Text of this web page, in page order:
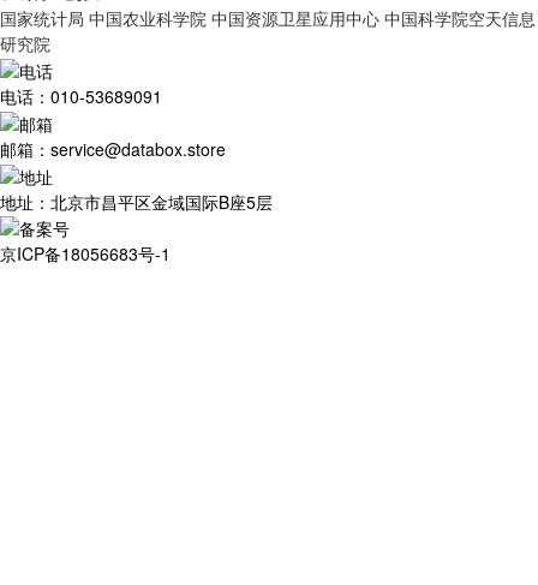
国家统计局 中国农业科学院 中国资源卫星应用中心 中国科学院空天信息
研究院
电话：010-53689091
邮箱：service@databox.store
地址：北京市昌平区金域国际B座5层
京ICP备18056683号-1